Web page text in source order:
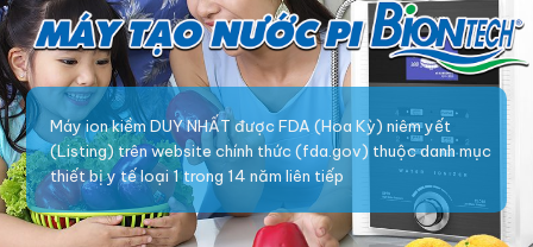
Máy ion kiềm DUY NHẤT được FDA (Hoa Kỳ) niêm yết
(Listing) trên website chính thức (fda.gov) thuộc danh mục
thiết bị y tế loại 1 trong 14 năm liên tiếp